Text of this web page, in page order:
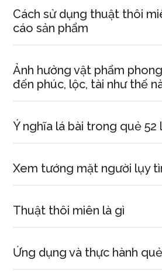
Cách sử dụng thuật thôi
cáo sản phẩm
Ảnh hưởng vật phẩm
đến phúc, lộc, tài như thế
Ý nghĩa lá bài trong quẻ 52
Xem tướng mặt người lụy
Thuật thôi miên là gì
Ứng dụng và thực hành